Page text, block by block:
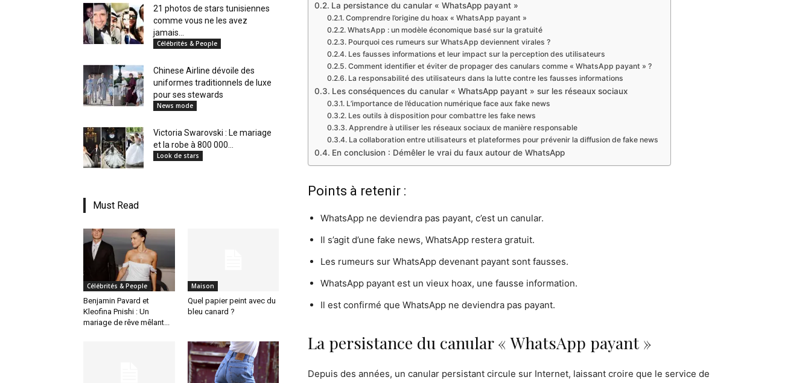
au
Maghreb
La persistance du canular « WhatsApp payant »
Comprendre l’origine du hoax « WhatsApp payant »
WhatsApp : un modèle économique basé sur la gratuité
Pourquoi ces rumeurs sur WhatsApp deviennent virales ?
Les fausses informations et leur impact sur la perception des utilisateurs
Comment identifier et éviter de propager des canulars comme « WhatsApp payant » ?
La responsabilité des utilisateurs dans la lutte contre les fausses informations
Les conséquences du canular « WhatsApp payant » sur les réseaux sociaux
L’importance de l’éducation numérique face aux fake news
Les outils à disposition pour combattre les fake news
Apprendre à utiliser les réseaux sociaux de manière responsable
La collaboration entre utilisateurs et plateformes pour prévenir la diffusion de fake news
En conclusion : Démêler le vrai du faux autour de WhatsApp
Points à retenir :
WhatsApp ne deviendra pas payant, c’est un canular.
Il s’agit d’une fake news, WhatsApp restera gratuit.
Les rumeurs sur WhatsApp devenant payant sont fausses.
WhatsApp payant est un vieux hoax, une fausse information.
Il est confirmé que WhatsApp ne deviendra pas payant.
La persistance du canular « WhatsApp payant »
Depuis des années, un canular persistant circule sur Internet, laissant croire que le service de
21 photos de stars tunisiennes
comme vous ne les avez
jamais...
Célébrités & People
Chinese Airline dévoile des
uniformes traditionnels de luxe
pour ses stewards
News mode
Victoria Swarovski : Le mariage
et la robe à 800 000...
Look de stars
Must Read
Célébrités & People
Benjamin Pavard et
Kleofina Pnishi : Un
mariage de rêve mêlant...
Maison
Quel papier peint avec du
bleu canard ?